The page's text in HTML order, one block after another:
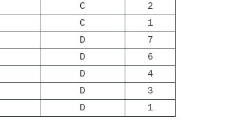
C
2
C
1
D
7
D
6
D
4
D
3
D 1